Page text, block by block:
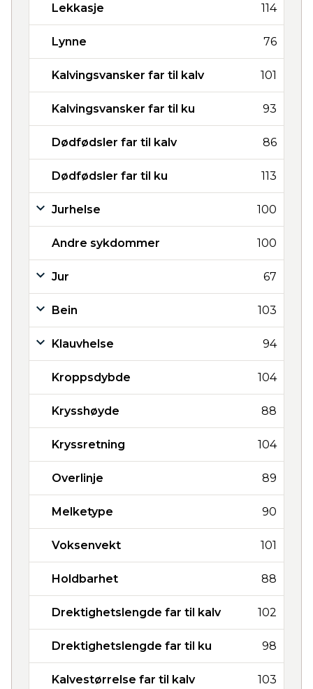
Lekkasje 114
Lynne 76
Kalvingsvansker far til kalv 101
Kalvingsvansker far til ku 93
Dødfødsler far til kalv 86
Dødfødsler far til ku 113
Jurhelse 100
Andre sykdommer 100
Jur 67
Bein 103
Klauvhelse 94
Kroppsdybde 104
Krysshøyde 88
Kryssretning 104
Overlinje 89
Melketype 90
Voksenvekt 101
Holdbarhet 88
Drektighetslengde far til kalv 102
Drektighetslengde far til ku 98
Kalvestørrelse far til kalv 103